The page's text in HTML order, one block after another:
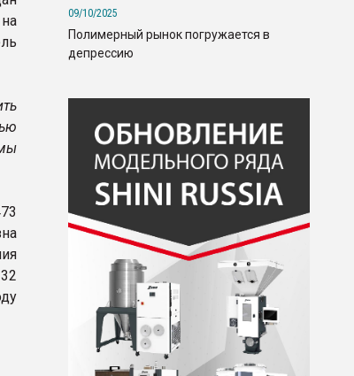
на
09/10/2025
Полимерный рынок погружается в
депрессию